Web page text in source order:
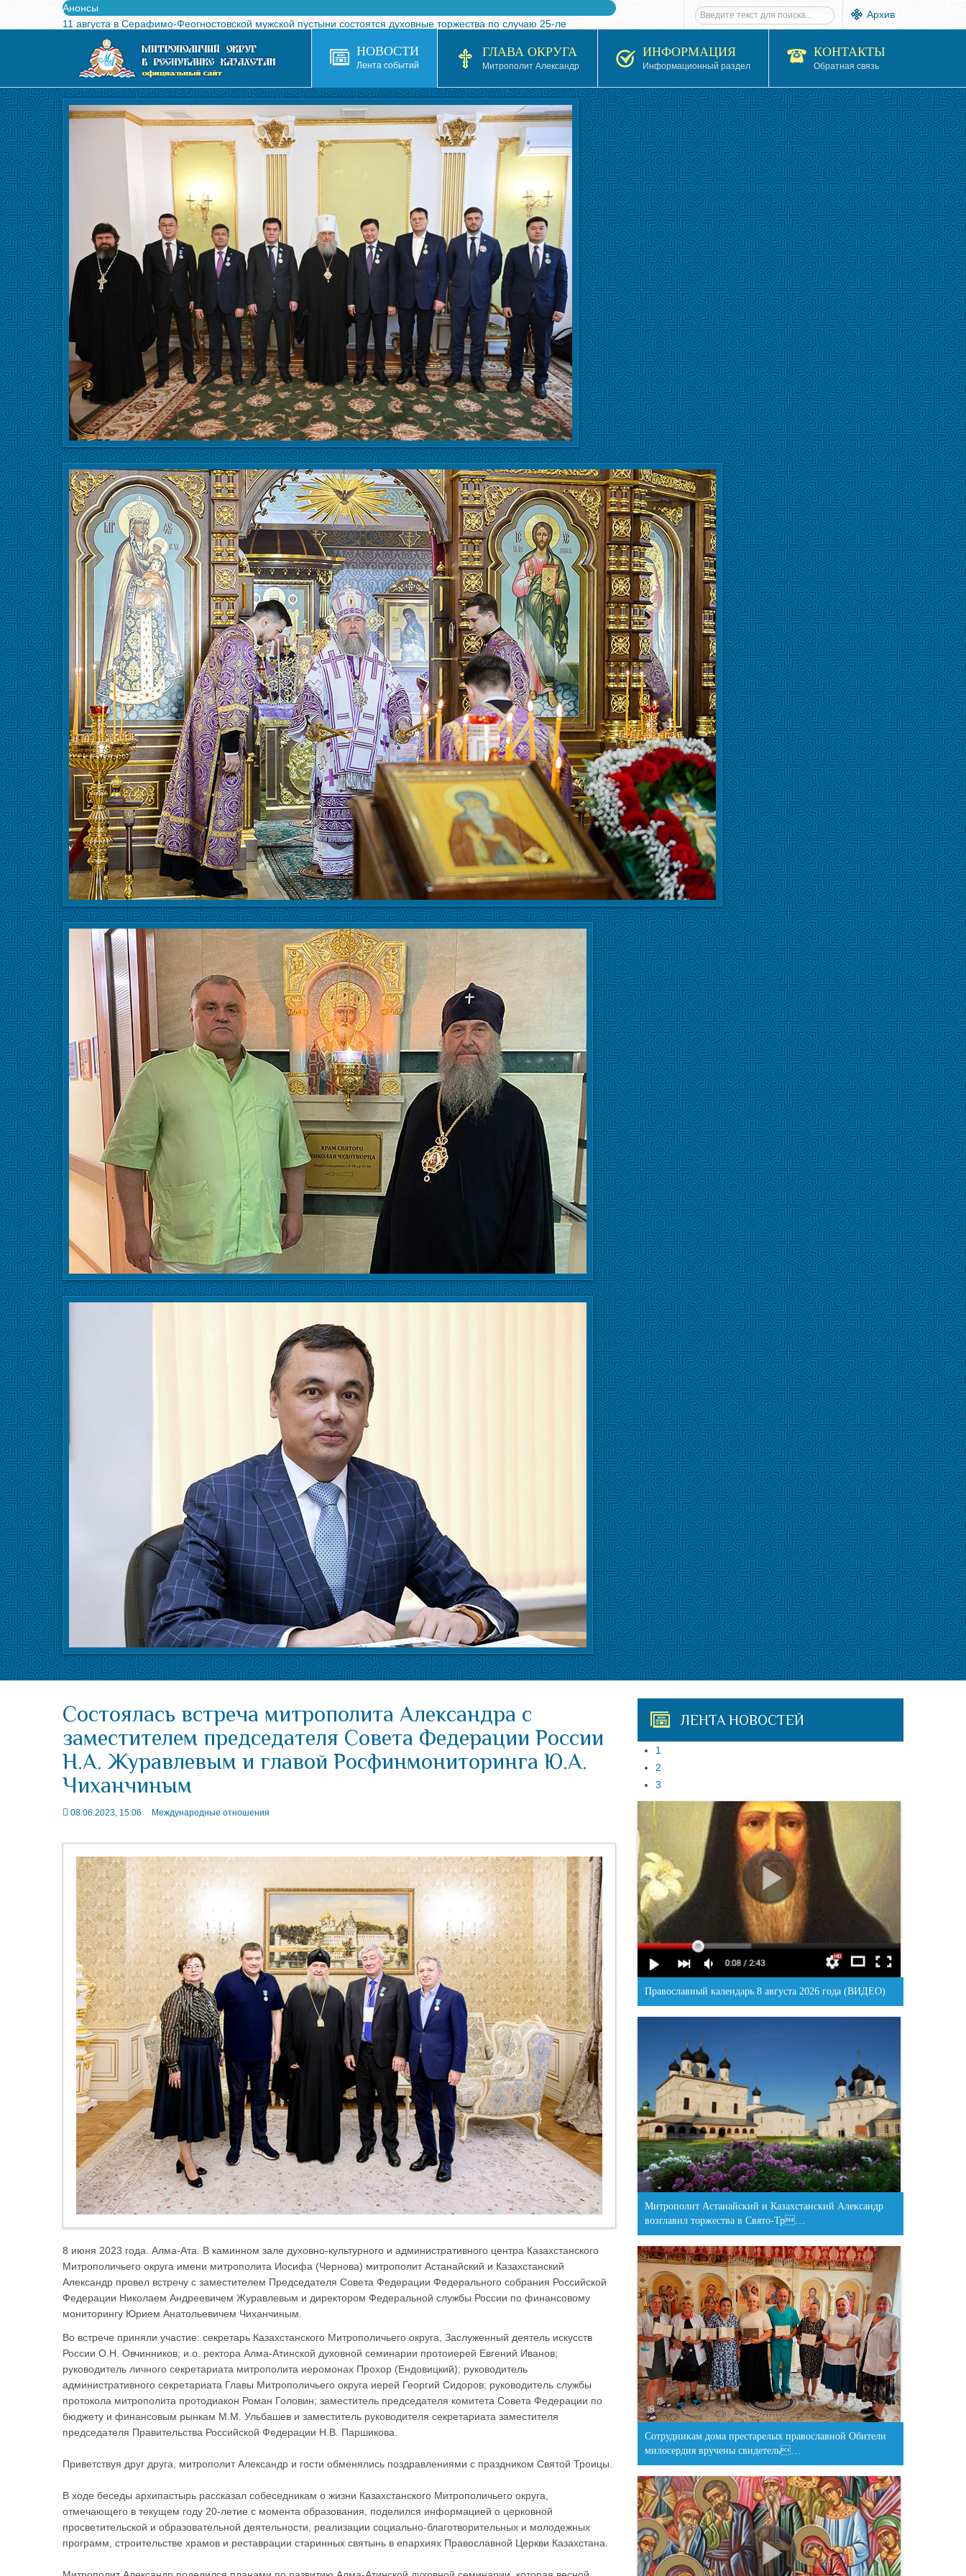
Анонсы
11 августа в Серафимо-Феогностовской мужской пустыни состоятся духовные торжества по случаю 25-ле
Выпущен в свет буклет о проведении Международного турнира по волейболу, посвященного 25-летию обр
Вышел в свет новый номер журнала «Свет Православия в Казахстане»
Вышла в свет монография «Управляющие Алма-Атинской епархией Русской Православной Церкви в 1927–19
Алма-Атинская духовная семинария объявляет прием документов на 2026-2027 учебный год
Архив
НОВОСТИ
Лента событий
ГЛАВА ОКРУГА
Митрополит Александр
ИНФОРМАЦИЯ
Информационный раздел
КОНТАКТЫ
Обратная связь
Состоялась встреча митрополита Александра с
заместителем председателя Совета Федерации России
Н.А. Журавлевым и главой Росфинмониторинга Ю.А.
Чиханчиным
08.06.2023, 15:06 Международные отношения
8 июня 2023 года. Алма-Ата. В каминном зале духовно-культурного и административного центра Казахстанского
Митрополичьего округа имени митрополита Иосифа (Чернова) митрополит Астанайский и Казахстанский
Александр провел встречу с заместителем Председателя Совета Федерации Федерального собрания Российской
Федерации Николаем Андреевичем Журавлевым и директором Федеральной службы России по финансовому
мониторингу Юрием Анатольевичем Чиханчиным.
Во встрече приняли участие: секретарь Казахстанского Митрополичьего округа, Заслуженный деятель искусств
России О.Н. Овчинников; и.о. ректора Алма-Атинской духовной семинарии протоиерей Евгений Иванов;
руководитель личного секретариата митрополита иеромонах Прохор (Ендовицкий); руководитель
административного секретариата Главы Митрополичьего округа иерей Георгий Сидоров; руководитель службы
протокола митрополита протодиакон Роман Головин; заместитель председателя комитета Совета Федерации по
бюджету и финансовым рынкам М.М. Ульбашев и заместитель руководителя секретариата заместителя
председателя Правительства Российской Федерации Н.В. Паршикова.
Приветствуя друг друга, митрополит Александр и гости обменялись поздравлениями с праздником Святой Троицы.
В ходе беседы архипастырь рассказал собеседникам о жизни Казахстанского Митрополичьего округа,
отмечающего в текущем году 20-летие с момента образования, поделился информацией о церковной
просветительской и образовательной деятельности, реализации социально-благотворительных и молодежных
программ, строительстве храмов и реставрации старинных святынь в епархиях Православной Церкви Казахстана.
ЛЕНТА НОВОСТЕЙ
1
2
3
Православный календарь 8 августа 2026 года (ВИДЕО)
Митрополит Астанайский и Казахстанский Александр
возглавил торжества в Свято-Тр…
Сотрудникам дома престарелых православной Обители
милосердия вручены свидетель…